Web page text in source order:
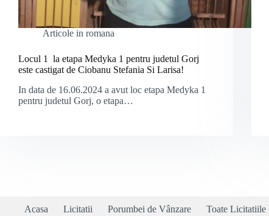
Articole in romana
Locul 1 la etapa Medyka 1 pentru judetul Gorj
este castigat de Ciobanu Stefania Si Larisa!
In data de 16.06.2024 a avut loc etapa Medyka 1
pentru judetul Gorj, o etapa…
Acasa Licitatii Porumbei de Vânzare Toate Licitatiile